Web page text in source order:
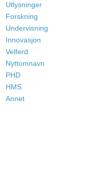
Utlysninger
Forskning
Undervisning
Innovasjon
Velferd
Nyttomnavn
PHD
HMS
Annet